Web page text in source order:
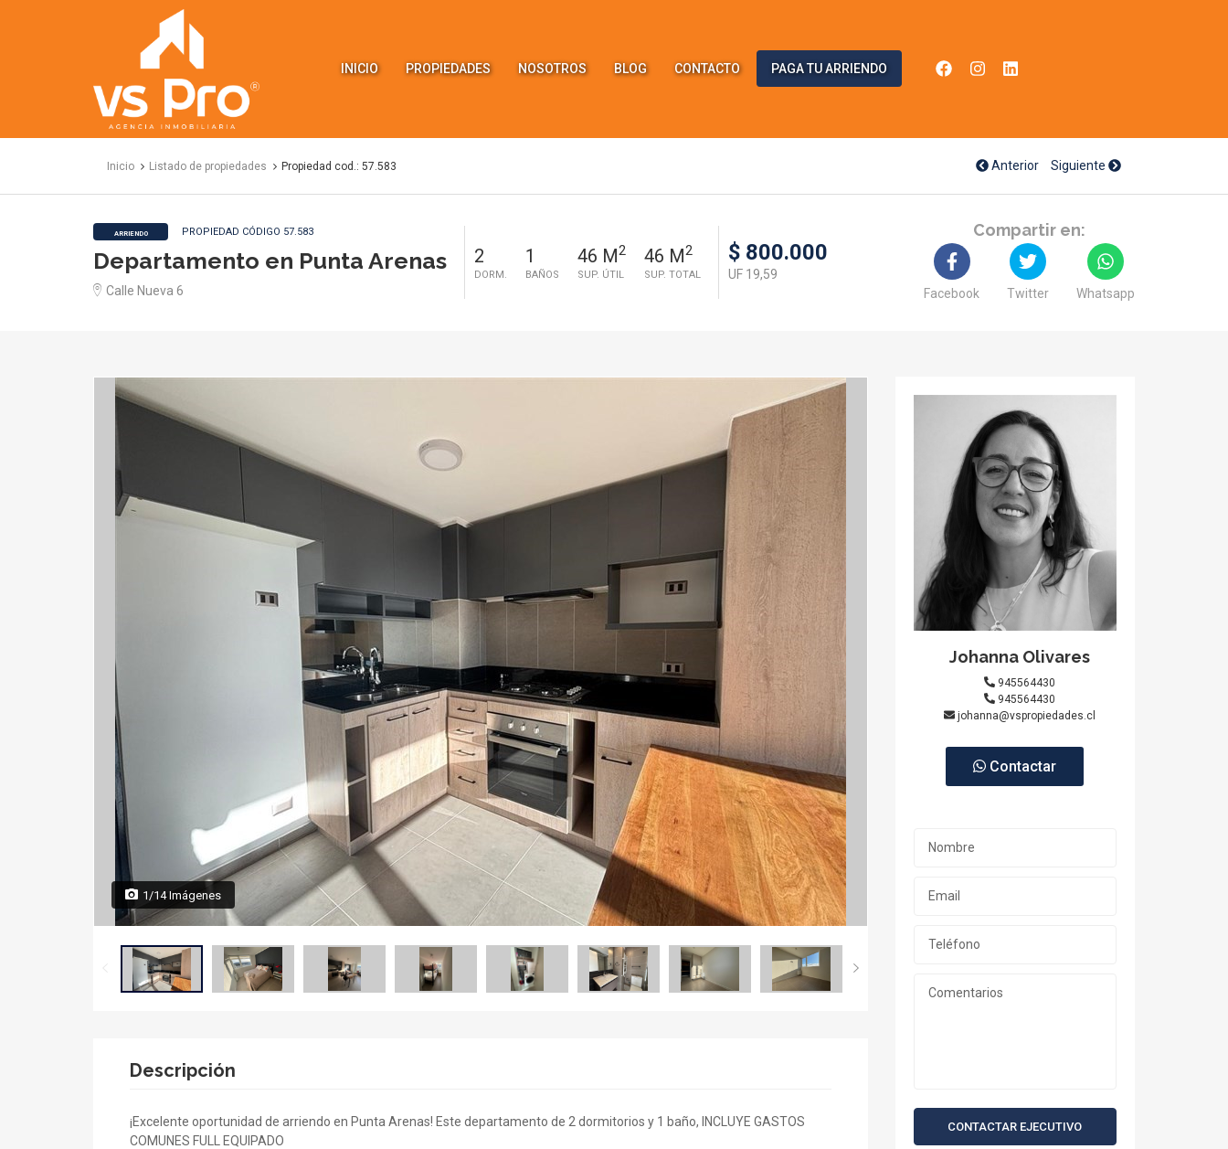
Propiedades
INICIO PROPIEDADES NOSOTROS BLOG CONTACTO PAGA TU ARRIENDO
Inicio Listado de propiedades Propiedad cod.: 57.583 Anterior Siguiente
ARRIENDO PROPIEDAD CÓDIGO 57.583
Departamento en Punta Arenas
Calle Nueva 6
2
DORM.
1
BAÑOS
46 M2
SUP. ÚTIL
46 M2
SUP. TOTAL
$ 800.000
UF 19,59
Compartir en:
Facebook Twitter Whatsapp
1/14 Imágenes
Descripción
¡Excelente oportunidad de arriendo en Punta Arenas! Este departamento de 2 dormitorios y 1 baño, INCLUYE GASTOS
COMUNES FULL EQUIPADO
Johanna Olivares
945564430
945564430
johanna@vspropiedades.cl
Contactar
CONTACTAR EJECUTIVO